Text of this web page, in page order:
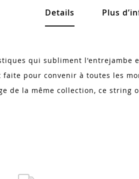
Details
qui subliment l'entrejambe
pour convenir à toutes les
de la même collection, ce
Plus